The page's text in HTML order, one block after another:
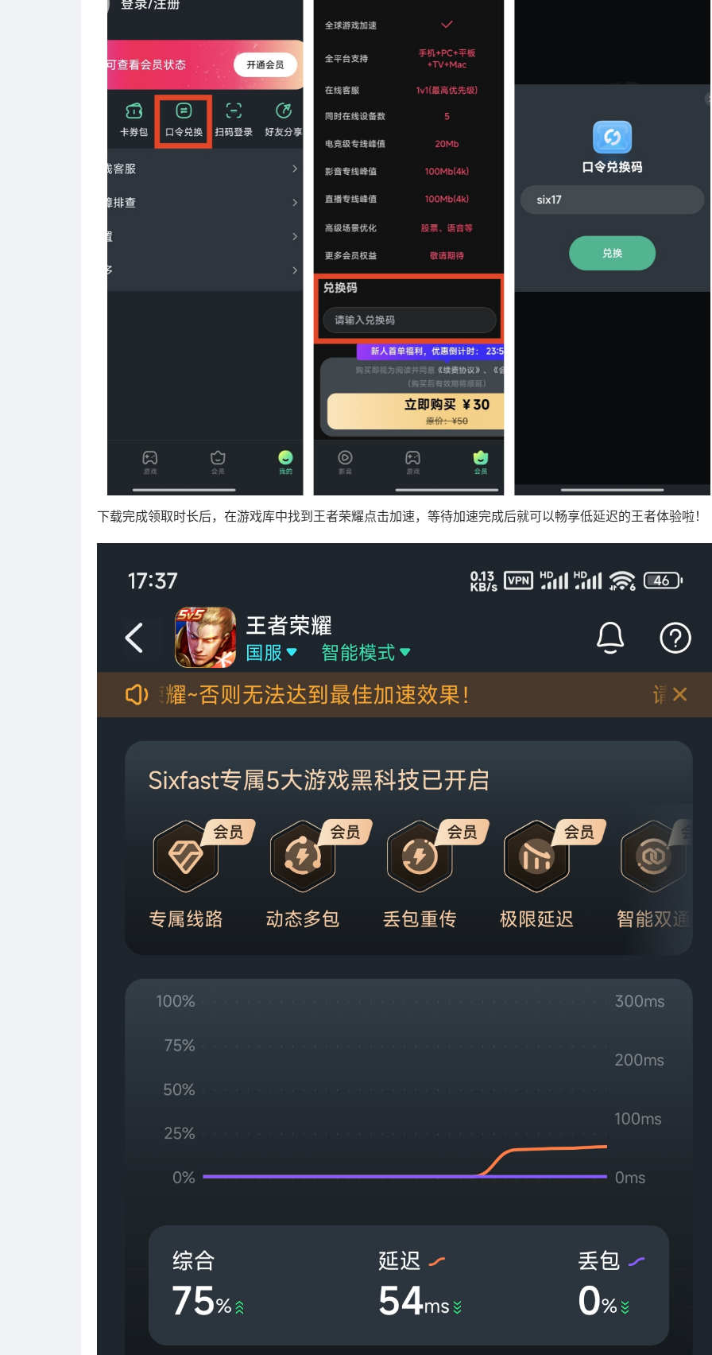
下载完成领取时长后，在游戏库中找到王者荣耀点击加速，等待加速完成后就可以畅享低延迟的王者体验啦！